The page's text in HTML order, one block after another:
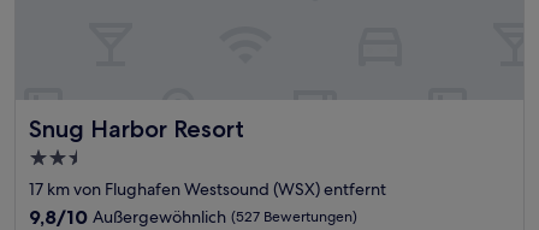
Snug Harbor Resort
Snug Harbor Resort
2.5-
Sterne-
Unterkunft
17 km von Flughafen Westsound (WSX) entfernt
9.8
9,8/10 Außergewöhnlich (527 Bewertungen)